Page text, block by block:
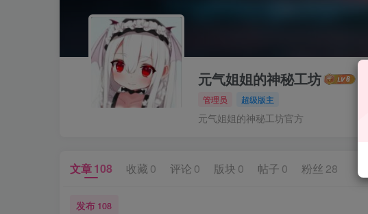
元气姐姐的神秘工坊
管理员 超级版主
元气姐姐的神秘工坊官方
文章108 收藏 0 评论 0 版块 0 帖子 0 粉丝 28
发布 108